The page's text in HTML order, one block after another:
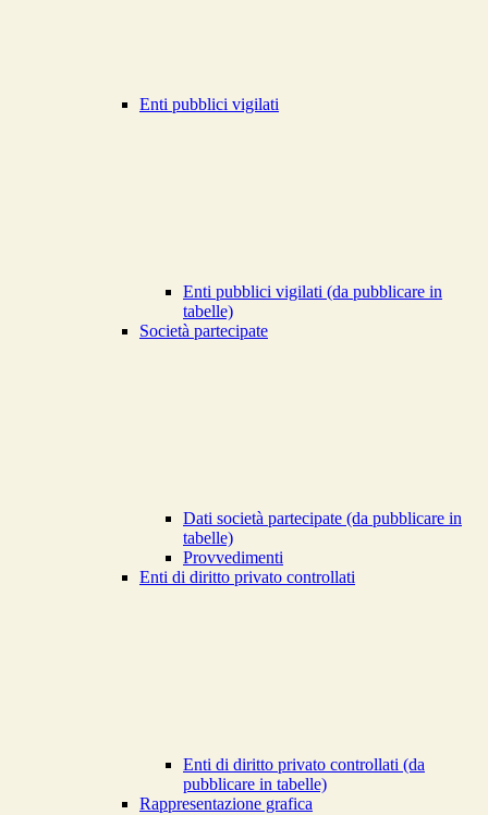
Enti pubblici vigilati
Enti pubblici vigilati (da pubblicare in
tabelle)
Società partecipate
Dati società partecipate (da pubblicare in
tabelle)
Provvedimenti
Enti di diritto privato controllati
Enti di diritto privato controllati (da
pubblicare in tabelle)
Rappresentazione grafica